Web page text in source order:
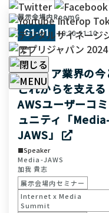
展示会場内RoomG
G1-01 10:30-11:10
メディア業界の今
これからを支える
AWSユーザーコミ
ュニティ「
JAWS」
Speaker
Media-JAWS
加我 貴志
展示会場内セミナー
Internet x Media
Summit